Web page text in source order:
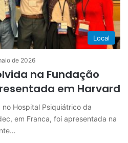
Local
de 2026
na Fundação
em Harvard
Hospital Psiquiátrico da
em Franca, foi apresentada na